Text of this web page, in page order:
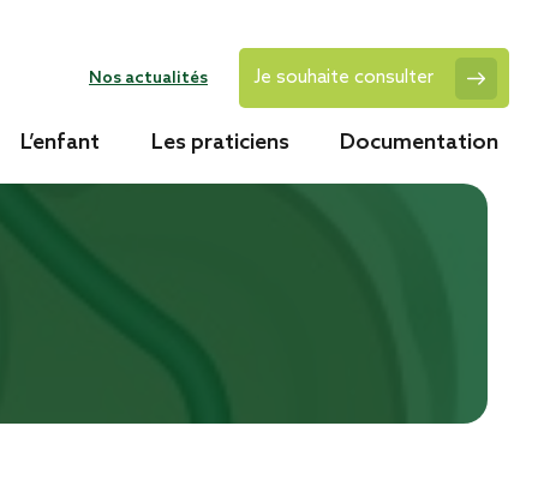
Nos actualités Je souhaite consulter
L’enfant Les praticiens Documentation